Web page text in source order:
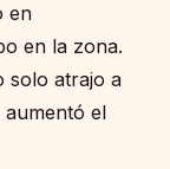
en
en la zona.
solo atrajo a
aumentó el